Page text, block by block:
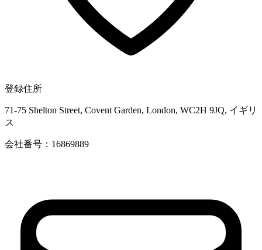
登録住所
71-75 Shelton Street, Covent Garden, London, WC2H 9JQ, イギリ
ス
会社番号：16869889